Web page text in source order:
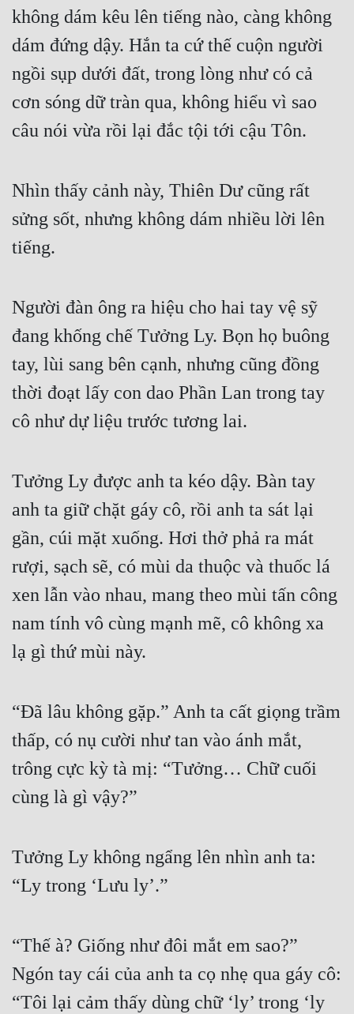
Dị Giới
Dị Năng
Gia Đấu
Góc Nhìn Nam
Góc Nhìn Nữ
Huyền Nghi
Huyền Ảo
Học Đường
Khoa Huyễn
Khoa Huyễn Không Gian
Kinh Dị
Kỳ Huyễn
Kỳ Ảo
Linh Dị
Làm Giàu
Mưu Mô
Mỹ Thực
Ngôn Tình
Ngược
Nữ Cường
Phong Thủy - Tâm Linh
Phương Tây
không dám kêu lên tiếng nào, càng không
dám đứng dậy. Hắn ta cứ thế cuộn người
ngồi sụp dưới đất, trong lòng như có cả
cơn sóng dữ tràn qua, không hiểu vì sao
câu nói vừa rồi lại đắc tội tới cậu Tôn.
Nhìn thấy cảnh này, Thiên Dư cũng rất
sửng sốt, nhưng không dám nhiều lời lên
tiếng.
Người đàn ông ra hiệu cho hai tay vệ sỹ
đang khống chế Tưởng Ly. Bọn họ buông
tay, lùi sang bên cạnh, nhưng cũng đồng
thời đoạt lấy con dao Phần Lan trong tay
cô như dự liệu trước tương lai.
Tưởng Ly được anh ta kéo dậy. Bàn tay
anh ta giữ chặt gáy cô, rồi anh ta sát lại
gần, cúi mặt xuống. Hơi thở phả ra mát
rượi, sạch sẽ, có mùi da thuộc và thuốc lá
xen lẫn vào nhau, mang theo mùi tấn công
nam tính vô cùng mạnh mẽ, cô không xa
lạ gì thứ mùi này.
“Đã lâu không gặp.” Anh ta cất giọng trầm
thấp, có nụ cười như tan vào ánh mắt,
trông cực kỳ tà mị: “Tưởng… Chữ cuối
cùng là gì vậy?”
Tưởng Ly không ngẩng lên nhìn anh ta:
“Ly trong ‘Lưu ly’.”
“Thế à? Giống như đôi mắt em sao?”
Ngón tay cái của anh ta cọ nhẹ qua gáy cô:
“Tôi lại cảm thấy dùng chữ ‘ly’ trong ‘ly